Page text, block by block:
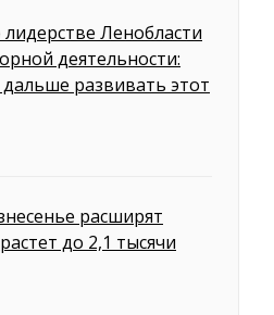
Ленобласти
деятельности:
развивать этот
расширят
до 2,1 тысячи